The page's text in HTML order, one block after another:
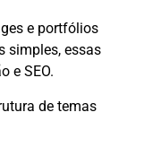
e portfólios
simples, essas
e SEO.
de temas